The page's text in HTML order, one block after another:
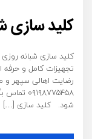
کلید سازی
کلید سازی شبانه روزی
تجهیزات کامل و
رضایت اهالی سپهر و
شود. کلید سازی […]